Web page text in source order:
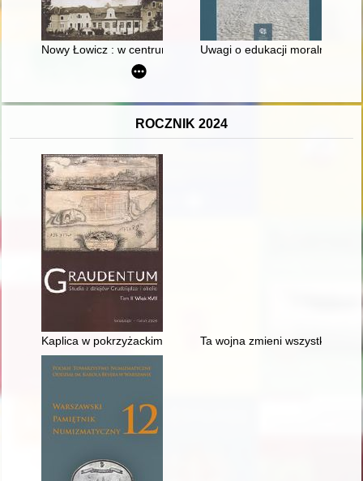
Nowy Łowicz : w centrum poligonu drawskiego od
Uwagi o edukacji moralnej
ROCZNIK 2024
Kaplica w pokrzyżackim domu zakonnym w Grudziądzu na
Ta wojna zmieni wszystko -